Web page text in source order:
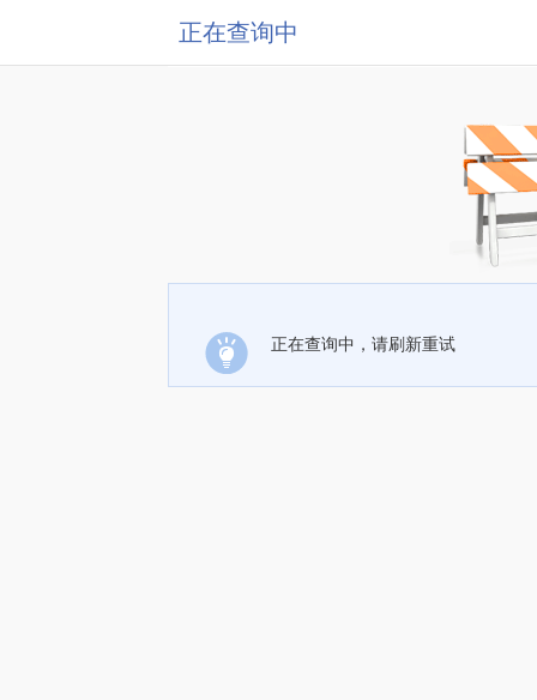
正在查询中
正在查询中，请刷新重试